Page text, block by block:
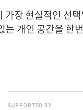
장 현실적인 선
는 개인 공간을 한
SUPPORTED BY